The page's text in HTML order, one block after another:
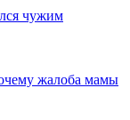
чужим
жалоба мамы